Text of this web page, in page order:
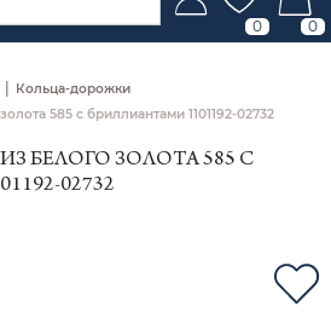
0 0
| Кольца-дорожки
585 с бриллиантами 1101192-02732
БЕЛОГО ЗОЛОТА 585 С
02732